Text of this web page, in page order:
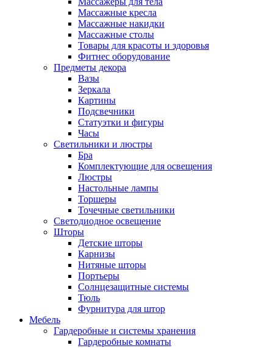
Массажные кресла
Массажные накидки
Массажные столы
Товары для красоты и здоровья
Фитнес оборудование
Предметы декора
Вазы
Зеркала
Картины
Подсвечники
Статуэтки и фигуры
Часы
Светильники и люстры
Бра
Комплектующие для освещения
Люстры
Настольные лампы
Торшеры
Точечные светильники
Светодиодное освещение
Шторы
Детские шторы
Карнизы
Нитяные шторы
Портьеры
Солнцезащитные системы
Тюль
Фурнитура для штор
Мебель
Гардеробные и системы хранения
Гардеробные комнаты